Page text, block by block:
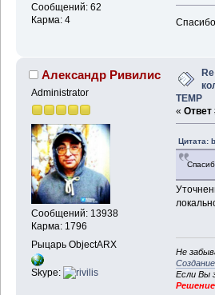
Сообщений: 62
Карма: 4
Спасибо.
Александр Ривилис
Administrator
Сообщений: 13938
Карма: 1796
Рыцарь ObjectARX
Skype:
TEMP
« Ответ
Цитата:
Не
Если Вы
Решение